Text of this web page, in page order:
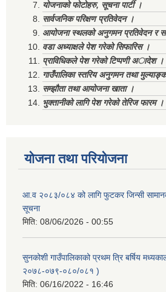
योजनाको फोटोहरु, सूचना पार्टी ।
सार्वजनिक परिक्षण प्रतिवेदन ।
आयोजना स्थलको अनुगमन प्रतिवेदन र
वडा अध्याक्षले पेश गरेको सिफारिस ।
प्राविधिकले पेश गरेको टिप्पणी अादेश ।
गाउँपालिका स्तरिय अनुगमन तथा
सम्झौता तथा आयोजना खाता ।
भुक्तानीको लागि पेश गरेको तेरिज फारम ।
योजना तथा परियोजना
आ.व २०८३/०८४ को लागि फुटकर जिन्सी
सूचना
मिति: 08/06/2026 - 00:55
सुनकोशी गाउँपालिकाको प्रथम त्रि बर्षिय
२०७८-०७९-०८०/०८१ )
मिति: 06/16/2022 - 16:46